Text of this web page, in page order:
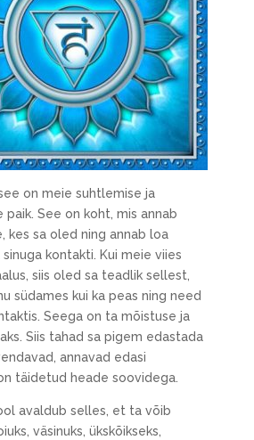
on meie suhtlemise ja
paik. See on koht, mis annab
kes sa oled ning annab loa
kontakti. Kui meie viies
siis oled sa teadlik sellest,
südames kui ka peas ning need
Seega on ta mõistuse ja
Siis tahad sa pigem edastada
annavad edasi
täidetud heade soovidega.
avaldub selles, et ta võib
väsinuks, ükskõikseks,